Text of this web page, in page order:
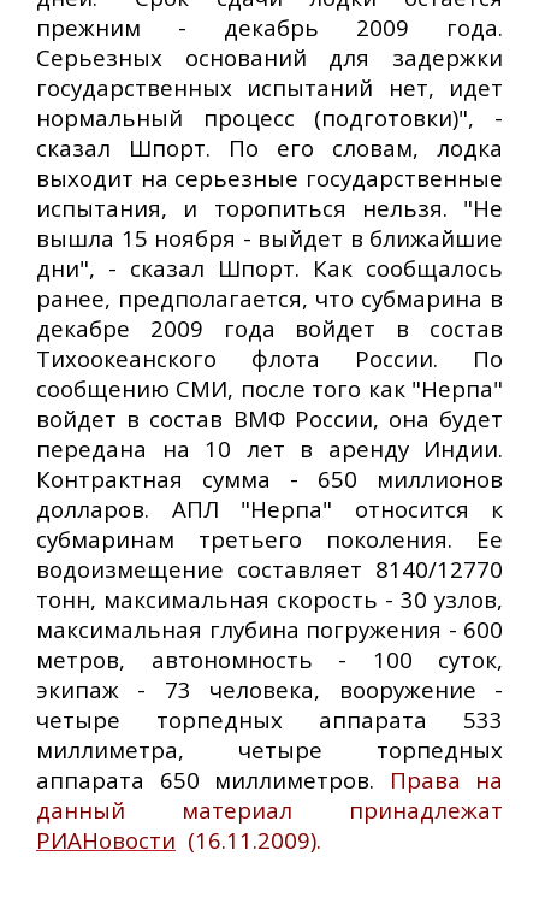
прежним - декабрь 2009 года.
Серьезных оснований для задержки
государственных испытаний нет, идет
нормальный процесс (подготовки)", -
сказал Шпорт. По его словам, лодка
выходит на серьезные государственные
испытания, и торопиться нельзя. "Не
вышла 15 ноября - выйдет в ближайшие
дни", - сказал Шпорт. Как сообщалось
ранее, предполагается, что субмарина в
декабре 2009 года войдет в состав
Тихоокеанского флота России. По
сообщению СМИ, после того как "Нерпа"
войдет в состав ВМФ России, она будет
передана на 10 лет в аренду Индии.
Контрактная сумма - 650 миллионов
долларов. АПЛ "Нерпа" относится к
субмаринам третьего поколения. Ее
водоизмещение составляет 8140/12770
тонн, максимальная скорость - 30 узлов,
максимальная глубина погружения - 600
метров, автономность - 100 суток,
экипаж - 73 человека, вооружение -
четыре торпедных аппарата 533
миллиметра, четыре торпедных
аппарата 650 миллиметров. Права на
данный материал принадлежат
РИАНовости (16.11.2009).